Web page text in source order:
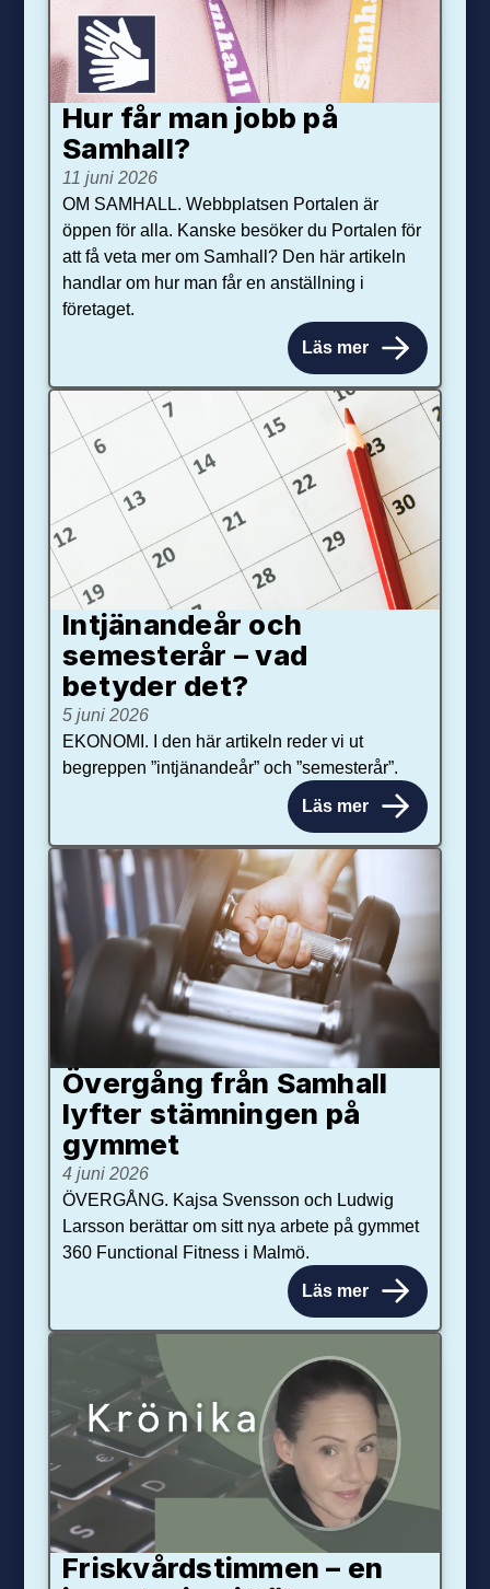
Hur får man jobb på
Samhall?
11 juni 2026
OM SAMHALL. Webbplatsen Portalen är
öppen för alla. Kanske besöker du Portalen för
att få veta mer om Samhall? Den här artikeln
handlar om hur man får en anställning i
företaget.
Läs mer
Intjänandeår och
semesterår – vad
betyder det?
5 juni 2026
EKONOMI. I den här artikeln reder vi ut
begreppen ”intjänandeår” och ”semesterår”.
Läs mer
Övergång från Samhall
lyfter stämningen på
gymmet
4 juni 2026
ÖVERGÅNG. Kajsa Svensson och Ludwig
Larsson berättar om sitt nya arbete på gymmet
360 Functional Fitness i Malmö.
Läs mer
Friskvårdstimmen – en